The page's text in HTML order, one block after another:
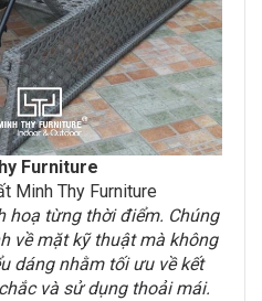
Furniture
hoạ từng thời điểm. Chúng
về mặt kỹ thuật mà không
dáng nhằm tối ưu về kết
và sử dụng thoải mái.